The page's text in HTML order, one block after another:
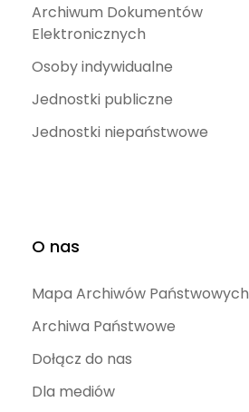
Archiwum Dokumentów
Elektronicznych
Osoby indywidualne
Jednostki publiczne
Jednostki niepaństwowe
O nas
Mapa Archiwów Państwowych
Archiwa Państwowe
Dołącz do nas
Dla mediów